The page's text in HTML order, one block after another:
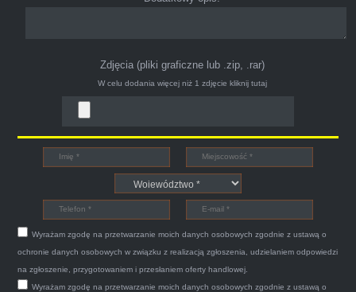
Witam,ja jestem bardzo zadowolona z usługi S-
Car.pl sprzedałam swoją wysłużoną corsinę
tego samego dnia miły grzeczny pan przyjechał
po trzech godzinach autolawetą sprawnie
zapakował auto wypisał dokumenty i wypłacił
Zdjęcia (pliki graficzne lub .zip, .rar)
W celu dodania więcej niż 1 zdjęcie kliknij tutaj
Wyrażam zgodę na przetwarzanie moich danych osobowych zgodnie z ustawą o
ochronie danych osobowych w związku z realizacją zgłoszenia, udzielaniem odpowiedzi
na zgłoszenie, przygotowaniem i przesłaniem oferty handlowej.
Wyrażam zgodę na przetwarzanie moich danych osobowych zgodnie z ustawą o